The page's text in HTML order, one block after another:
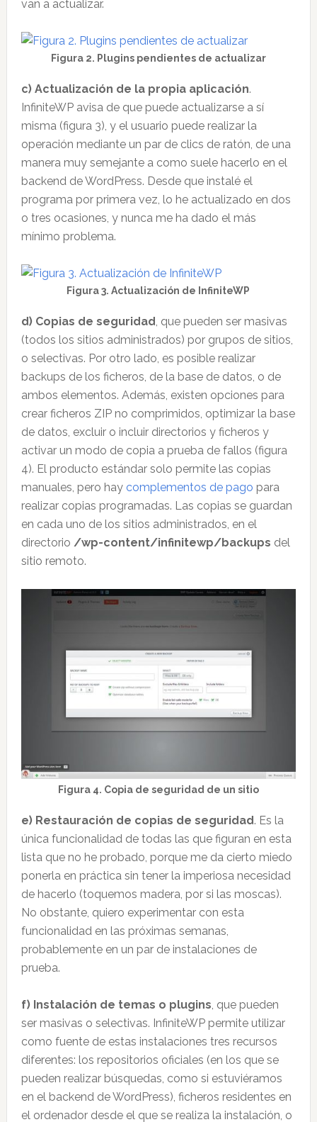
van a actualizar.
Figura 2. Plugins pendientes de actualizar
c) Actualización de la propia aplicación.
InfiniteWP avisa de que puede actualizarse a sí
misma (figura 3), y el usuario puede realizar la
operación mediante un par de clics de ratón, de una
manera muy semejante a como suele hacerlo en el
backend de WordPress. Desde que instalé el
programa por primera vez, lo he actualizado en dos
o tres ocasiones, y nunca me ha dado el más
mínimo problema.
Figura 3. Actualización de InfiniteWP
d) Copias de seguridad, que pueden ser masivas
(todos los sitios administrados) por grupos de sitios,
o selectivas. Por otro lado, es posible realizar
backups de los ficheros, de la base de datos, o de
ambos elementos. Además, existen opciones para
crear ficheros ZIP no comprimidos, optimizar la base
de datos, excluir o incluir directorios y ficheros y
activar un modo de copia a prueba de fallos (figura
4). El producto estándar solo permite las copias
manuales, pero hay complementos de pago para
realizar copias programadas. Las copias se guardan
en cada uno de los sitios administrados, en el
directorio /wp-content/infinitewp/backups del
sitio remoto.
Figura 4. Copia de seguridad de un sitio
e) Restauración de copias de seguridad. Es la
única funcionalidad de todas las que figuran en esta
lista que no he probado, porque me da cierto miedo
ponerla en práctica sin tener la imperiosa necesidad
de hacerlo (toquemos madera, por si las moscas).
No obstante, quiero experimentar con esta
funcionalidad en las próximas semanas,
probablemente en un par de instalaciones de
prueba.
f) Instalación de temas o plugins , que pueden
ser masivas o selectivas. InfiniteWP permite utilizar
como fuente de estas instalaciones tres recursos
diferentes: los repositorios oficiales (en los que se
pueden realizar búsquedas, como si estuviéramos
en el backend de WordPress), ficheros residentes en
el ordenador desde el que se realiza la instalación, o